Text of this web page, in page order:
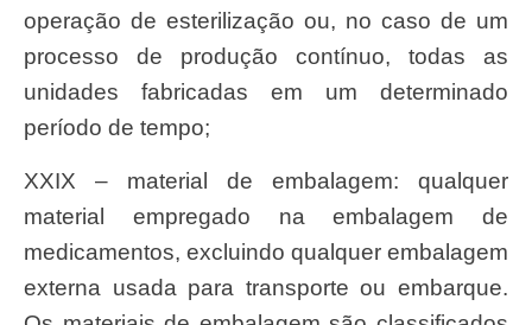
operação de esterilização ou, no caso de um
processo de produção contínuo, todas as
unidades fabricadas em um determinado
período de tempo;
XXIX – material de embalagem: qualquer
material empregado na embalagem de
medicamentos, excluindo qualquer embalagem
externa usada para transporte ou embarque.